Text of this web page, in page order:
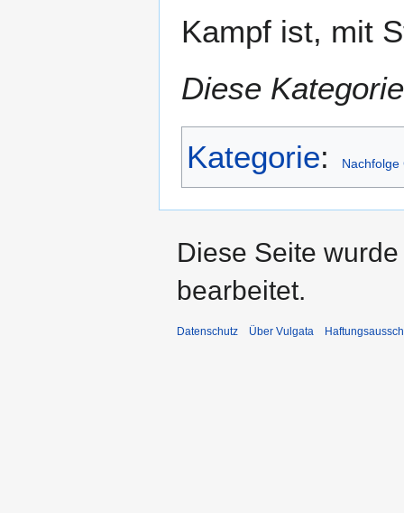
Kampf ist, mit
Diese
Kategorie: Nachfolge
Diese Seite
bearbeitet.
Datenschutz Über Vulgata